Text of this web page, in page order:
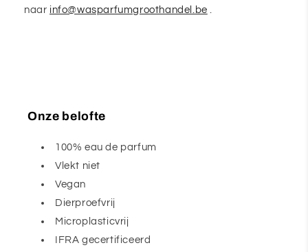
naar info@wasparfumgroothandel.be
Onze belofte
100% eau de parfum
Vlekt niet
Vegan
Dierproefvrij
Microplasticvrij
IFRA gecertificeerd